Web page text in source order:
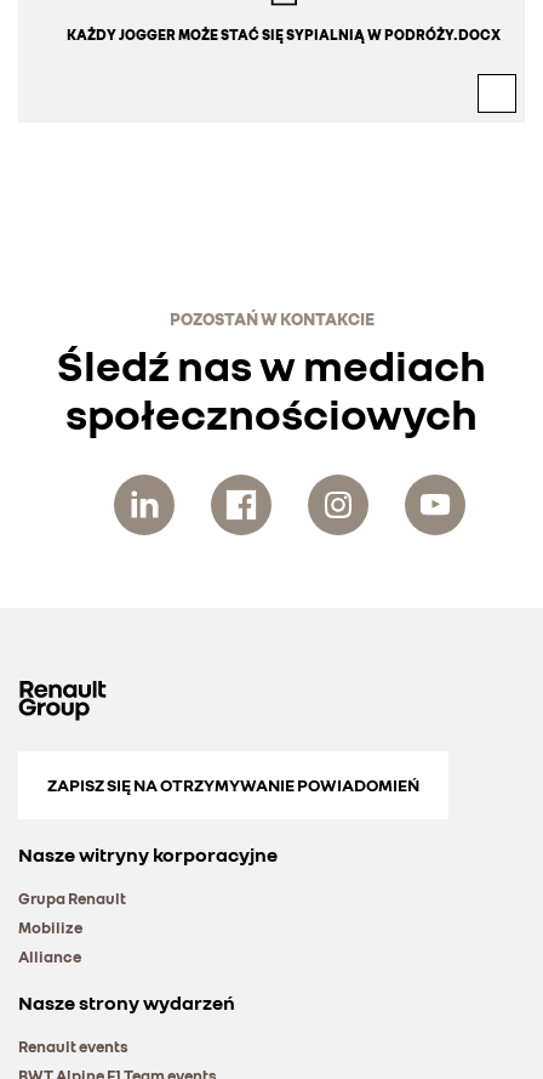
KAŻDY JOGGER MOŻE STAĆ SIĘ SYPIALNIĄ W PODRÓŻY.DOCX
POZOSTAŃ W KONTAKCIE
Śledź nas w mediach
społecznościowych
ZAPISZ SIĘ NA OTRZYMYWANIE POWIADOMIEŃ
Nasze witryny korporacyjne
Grupa Renault
Mobilize
Alliance
Nasze strony wydarzeń
Renault events